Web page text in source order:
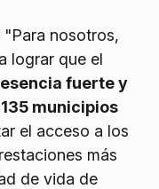
"Para nosotros,
lograr que el
fuerte y
municipios
el acceso a los
más
de vida de